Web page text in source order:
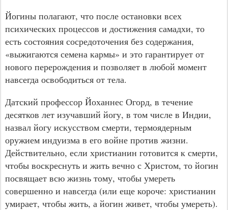
Йогины полагают, что после остановки всех
психических процессов и достижения самадхи, то
есть состояния сосредоточения без содержания,
«выжигаются семена кармы» и это гарантирует от
нового перерождения и позволяет в любой момент
навсегда освободиться от тела.
Датский профессор Йоханнес Огорд, в течение
десятков лет изучавший йогу, в том числе в Индии,
назвал йогу искусством смерти, термоядерным
оружием индуизма в его войне против жизни.
Действительно, если христианин готовится к смерти,
чтобы воскреснуть и жить вечно с Христом, то йогин
посвящает всю жизнь тому, чтобы умереть
совершенно и навсегда (или еще короче: христианин
умирает, чтобы жить, а йогин живет, чтобы умереть).